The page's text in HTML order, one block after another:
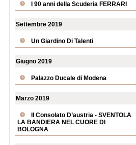
I 90 anni della Scuderia FERRARI
Settembre 2019
Un Giardino Di Talenti
Giugno 2019
Palazzo Ducale di Modena
Marzo 2019
Il Consolato D’austria - SVENTOLA
LA BANDIERA NEL CUORE DI
BOLOGNA